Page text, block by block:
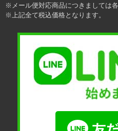
※メール便対応商品につきましては
※上記全て税込価格となります。